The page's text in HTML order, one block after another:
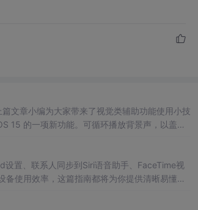
文章小编为大家带来了视觉类辅助功能使用小技
15 的一项新功能。可循环播放背景声，以盖过
置、联系人同步到Siri语音助手、FaceTime视
备使用效率，这篇指南都将为你提供清晰易懂的